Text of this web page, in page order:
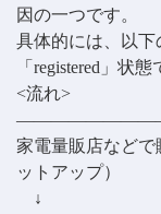
因の一つです。
具体的には、以下
「registered」状
<流れ>
家電量販店などで
ットアップ）
↓